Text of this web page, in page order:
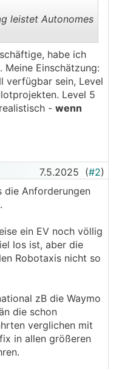
leistet Autonomes
habe ich
Meine Einschätzung:
verfügbar sein, Level
Level 5
- wenn
7.5.2025 (#2)
die Anforderungen
ein EV noch völlig
los ist, aber die
Robotaxis nicht so
zB die Waymo
die schon
verglichen mit
in allen größeren